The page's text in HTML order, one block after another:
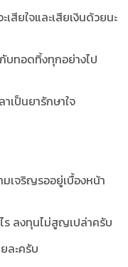
สียใจและเสียเงินด้วยนะ
ทอดทิ้งทุกอย่างไป
เป็นยารักษาใจ
มเจริญรออยู่เบื้องหน้า
ร ลงทุนไม่สูญเปล่าครับ
ละครับ